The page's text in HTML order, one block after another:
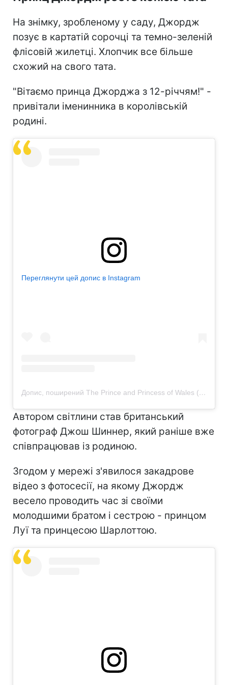
На знімку, зробленому у саду, Джордж
позує в картатій сорочці та темно-зеленій
флісовій жилетці. Хлопчик все більше
схожий на свого тата.
"Вітаємо принца Джорджа з 12-річчям!" -
привітали іменинника в королівській
родині.
Переглянути цей допис в Instagram
Допис, поширений The Prince and Princess of Wales (@princeandprincessofwales)
Автором світлини став британський
фотограф Джош Шиннер, який раніше вже
співпрацював із родиною.
Згодом у мережі з'явилося закадрове
відео з фотосесії, на якому Джордж
весело проводить час зі своїми
молодшими братом і сестрою - принцом
Луї та принцесою Шарлоттою.